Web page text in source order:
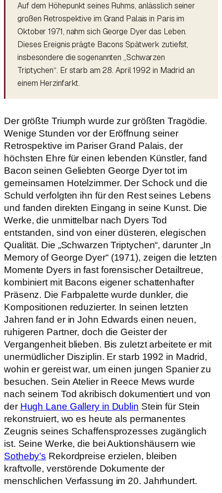
Auf dem Höhepunkt seines Ruhms, anlässlich seiner
großen Retrospektive im Grand Palais in Paris im
Oktober 1971, nahm sich George Dyer das Leben.
Dieses Ereignis prägte Bacons Spätwerk zutiefst,
insbesondere die sogenannten „Schwarzen
Triptychen“. Er starb am 28. April 1992 in Madrid an
einem Herzinfarkt.
Der größte Triumph wurde zur größten Tragödie.
Wenige Stunden vor der Eröffnung seiner
Retrospektive im Pariser Grand Palais, der
höchsten Ehre für einen lebenden Künstler, fand
Bacon seinen Geliebten George Dyer tot im
gemeinsamen Hotelzimmer. Der Schock und die
Schuld verfolgten ihn für den Rest seines Lebens
und fanden direkten Eingang in seine Kunst. Die
Werke, die unmittelbar nach Dyers Tod
entstanden, sind von einer düsteren, elegischen
Qualität. Die „Schwarzen Triptychen“, darunter „In
Memory of George Dyer“ (1971), zeigen die letzten
Momente Dyers in fast forensischer Detailtreue,
kombiniert mit Bacons eigener schattenhafter
Präsenz. Die Farbpalette wurde dunkler, die
Kompositionen reduzierter. In seinen letzten
Jahren fand er in John Edwards einen neuen,
ruhigeren Partner, doch die Geister der
Vergangenheit blieben. Bis zuletzt arbeitete er mit
unermüdlicher Disziplin. Er starb 1992 in Madrid,
wohin er gereist war, um einen jungen Spanier zu
besuchen. Sein Atelier in Reece Mews wurde
nach seinem Tod akribisch dokumentiert und von
der Hugh Lane Gallery in Dublin Stein für Stein
rekonstruiert, wo es heute als permanentes
Zeugnis seines Schaffensprozesses zugänglich
ist. Seine Werke, die bei Auktionshäusern wie
Sotheby’s Rekordpreise erzielen, bleiben
kraftvolle, verstörende Dokumente der
menschlichen Verfassung im 20. Jahrhundert.